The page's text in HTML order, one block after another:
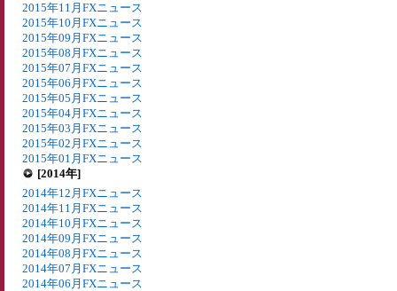
2015年11月FXニュース
2015年10月FXニュース
2015年09月FXニュース
2015年08月FXニュース
2015年07月FXニュース
2015年06月FXニュース
2015年05月FXニュース
2015年04月FXニュース
2015年03月FXニュース
2015年02月FXニュース
2015年01月FXニュース
[2014年]
2014年12月FXニュース
2014年11月FXニュース
2014年10月FXニュース
2014年09月FXニュース
2014年08月FXニュース
2014年07月FXニュース
2014年06月FXニュース